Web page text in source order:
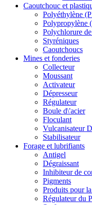
Caoutchouc et
Polyéthylène
Polypropylène
Polychlorure
Styréniques
Caoutchoucs
Mines et fonderies
Collecteur
Moussant
Activateur
Dépresseur
Régulateur
Boule d\'acier
Floculant
Vulcanisateur
Stabilisateur
Forage et lubrifiants
Antigel
Dégraissant
Inhibiteur de
Pigments
Produits pour
Régulateur du